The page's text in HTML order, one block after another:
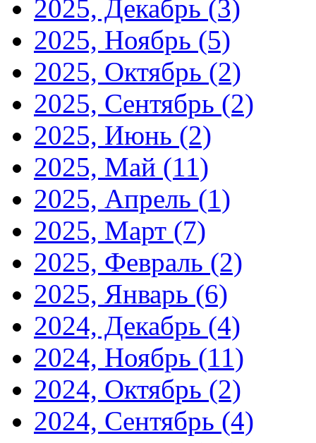
2025, Декабрь (3)
2025, Ноябрь (5)
2025, Октябрь (2)
2025, Сентябрь (2)
2025, Июнь (2)
2025, Май (11)
2025, Апрель (1)
2025, Март (7)
2025, Февраль (2)
2025, Январь (6)
2024, Декабрь (4)
2024, Ноябрь (11)
2024, Октябрь (2)
2024, Сентябрь (4)